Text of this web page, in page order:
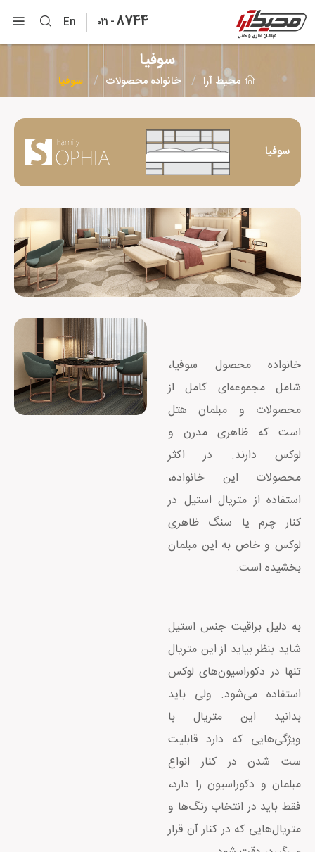
En 021 -8744
سوفیا
محیط آرا خانواده محصولات سوفیا
سوفیا
خانواده محصول سوفیا،
شامل مجموعه‌ای کامل از
محصولات و مبلمان هتل
است که ظاهری مدرن و
لوکس دارند. در اکثر
محصولات این خانواده،
استفاده از متریال استیل در
کنار چرم یا سنگ ظاهری
لوکس و خاص به این مبلمان
بخشیده است.
به دلیل براقیت جنس استیل
شاید بنظر بیاید از این متریال
تنها در دکوراسیون‌های لوکس
استفاده می‌شود. ولی باید
بدانید این متریال با
ویژگی‌هایی که دارد قابلیت
ست شدن در کنار انواع
مبلمان و دکوراسیون را دارد،
فقط باید در انتخاب رنگ‌ها و
متریال‌هایی که در کنار آن قرار